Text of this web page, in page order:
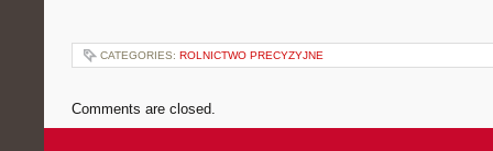
CATEGORIES: ROLNICTWO PRECYZYJNE
Comments are closed.